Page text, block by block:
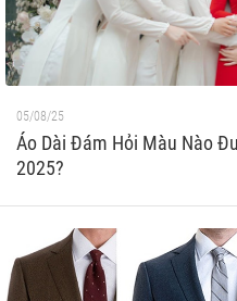
05/08/25
Áo Dài Đám Hỏi Màu Nào
2025?